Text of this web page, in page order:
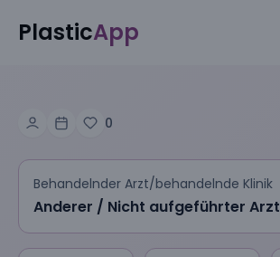
PlasticApp
0
Behandelnder Arzt/behandelnde Klinik
Anderer / Nicht aufgeführter Arzt